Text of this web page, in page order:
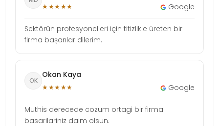
★★★★★ Google
Sektörün profesyonelleri için titizlikle üreten bir
firma başarılar dilerim.
OK
Okan Kaya
★★★★★ Google
Muthis derecede cozum ortagi bir firma
basarilariniz daim olsun.